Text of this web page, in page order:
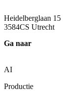
Heidelberglaan 15
3584CS Utrecht
Ga naar
AI
Productie